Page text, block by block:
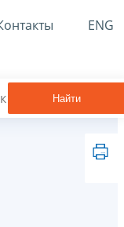
ENG
Найти